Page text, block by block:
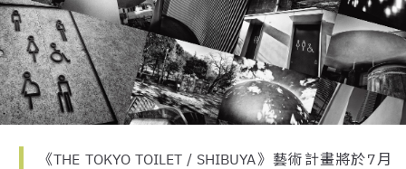
《THE TOKYO TOILET / SHIBUYA》藝術計畫將於7月